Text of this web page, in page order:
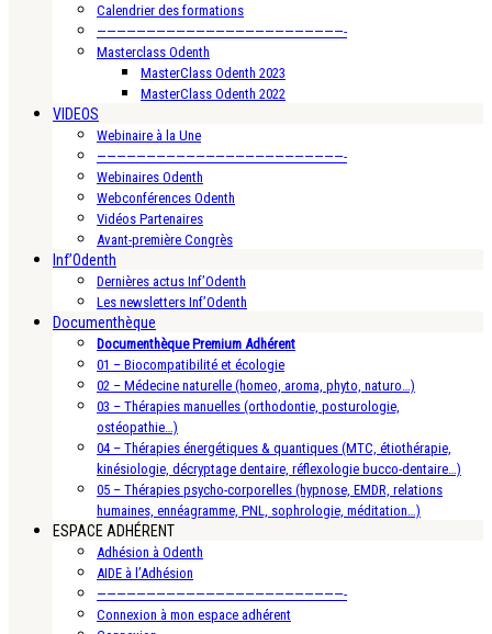
Calendrier des formations
—————————————————————————-
Masterclass Odenth
MasterClass Odenth 2023
MasterClass Odenth 2022
VIDEOS
Webinaire à la Une
—————————————————————————-
Webinaires Odenth
Webconférences Odenth
Vidéos Partenaires
Avant-première Congrès
Inf’Odenth
Dernières actus Inf’Odenth
Les newsletters Inf’Odenth
Documenthèque
Documenthèque Premium Adhérent
01 – Biocompatibilité et écologie
02 – Médecine naturelle (homeo, aroma, phyto, naturo…)
03 – Thérapies manuelles (orthodontie, posturologie,
ostéopathie…)
04 – Thérapies énergétiques & quantiques (MTC, étiothérapie,
kinésiologie, décryptage dentaire, réflexologie bucco-dentaire…)
05 – Thérapies psycho-corporelles (hypnose, EMDR, relations
humaines, ennéagramme, PNL, sophrologie, méditation…)
ESPACE ADHÉRENT
Adhésion à Odenth
AIDE à l’Adhésion
—————————————————————————-
Connexion à mon espace adhérent